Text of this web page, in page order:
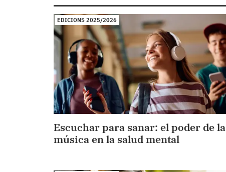
EDICIONS 2025/2026
Escuchar para sanar: el poder de la
música en la salud mental